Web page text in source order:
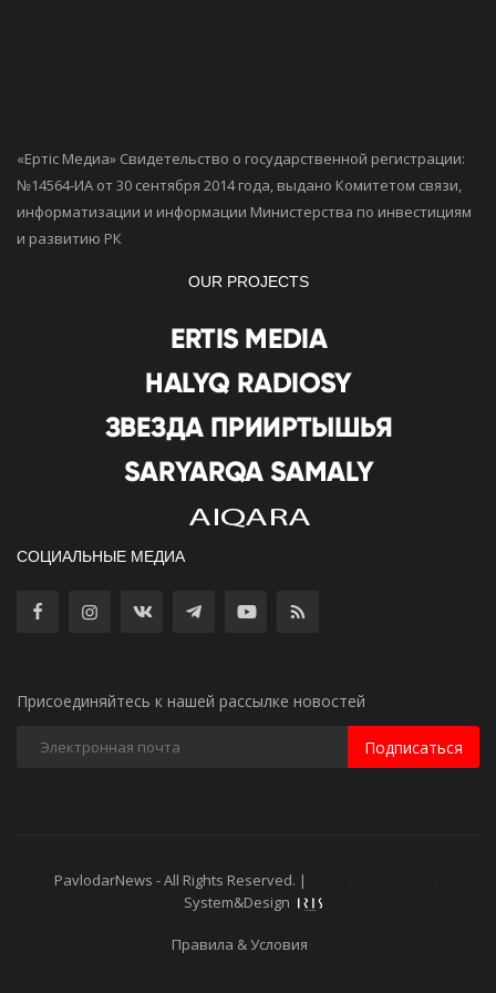
«Ертiс Медиа» Свидетельство о государственной регистрации:
№14564-ИА от 30 сентября 2014 года, выдано Комитетом связи,
информатизации и информации Министерства по инвестициям
и развитию РК
OUR PROJECTS
СОЦИАЛЬНЫЕ МЕДИА
Присоединяйтесь к нашей рассылке новостей
Подписаться
PavlodarNews - All Rights Reserved. |
System&Design
Правила & Условия